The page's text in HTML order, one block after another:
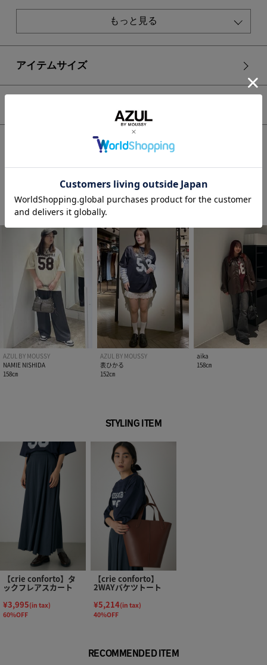
■IVOY・BRD モデル身長：168cm、着用サイズ：FREEサイ
※画像の商品はサンプルです。実際の商品と仕様、加工が若干
異なる場合があります。
※画像の商品は光の照射や角度、お使いのモニター環境によ
り、実物と色味が異なる場合がございます。
※着用、お取り扱いの際は、アテンションタグをご確認くださ
もっと見る
アイテムサイズ
トップス
カットソー
【crie conforto】ナンバーリングTシャツ
STAFF COORDINATE
AZUL BY MOUSSY
NAMIE NISHIDA
158㎝
AZUL BY MOUSSY
表ひかる
152㎝
aika
158㎝
STYLING ITEM
【crie conforto】タ
ックフレアスカート
¥3,995(in tax)
60%OFF
【crie conforto】
2WAYバケツトート
¥5,214(in tax)
40%OFF
RECOMMENDED ITEM